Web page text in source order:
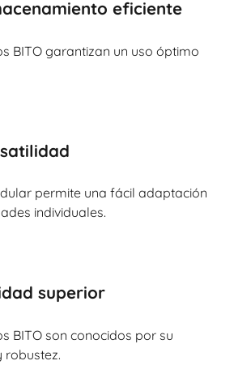
eficiente
BITO garantizan un uso óptimo
permite una fácil adaptación
individuales.
superior
BITO son conocidos por su
robustez.